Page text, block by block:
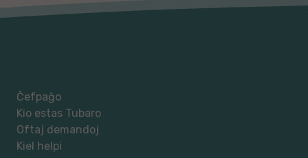
Ĉefpaĝo
Kio estas Tubaro
Oftaj demandoj
Kiel helpi